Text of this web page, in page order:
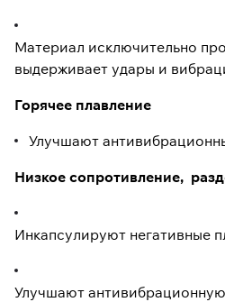
Материал исключительно
выдерживает удары и
Горячее плавление
Улучшают
Низкое сопротивление,
Инкапсулируют негативные
Улучшают